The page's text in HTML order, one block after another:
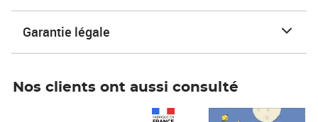
Garantie légale
Nos clients ont aussi consulté
Prix 7,50€